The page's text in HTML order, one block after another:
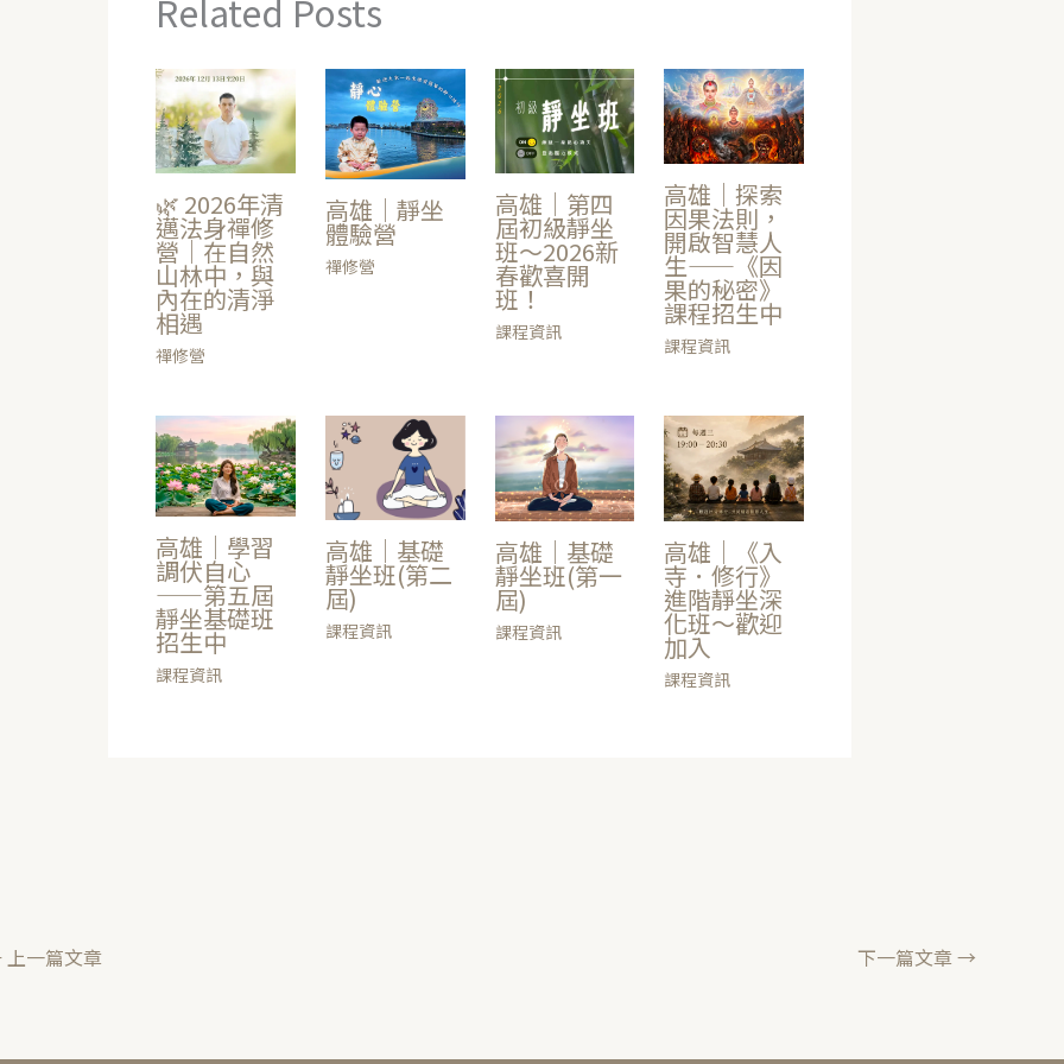
Related Posts
🌿 2026年清
邁法身禪修
營｜在自然
山林中，與
內在的清淨
相遇
禪修營
高雄｜靜坐
體驗營
禪修營
高雄｜第四
屆初級靜坐
班～2026新
春歡喜開
班！
課程資訊
高雄｜探索
因果法則，
開啟智慧人
生——《因
果的秘密》
課程招生中
課程資訊
高雄｜學習
調伏自心
——第五屆
靜坐基礎班
招生中
課程資訊
高雄｜基礎
靜坐班(第二
屆)
課程資訊
高雄｜基礎
靜坐班(第一
屆)
課程資訊
高雄｜《入
寺．修行》
進階靜坐深
化班～歡迎
加入
課程資訊
上一篇文章 下一篇文章→